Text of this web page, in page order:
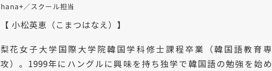
hana+／スクール担当
【 小松英恵（こまつはなえ）】
梨花女子大学国際大学院韓国学科修士課程卒業（韓国語教育専
攻）。1999年にハングルに興味を持ち独学で韓国語の勉強を始め